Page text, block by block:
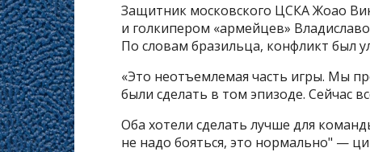
Защитник московского ЦСКА Жоао
и голкипером «армейцев»
По словам бразильца, конфликт был
«Это неотъемлемая часть игры. Мы
были сделать в том эпизоде. Сейчас
Оба хотели сделать лучше для
не надо бояться, это нормально" —